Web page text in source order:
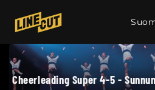
siirry
sisältöön
e
l
i
Cheerleading Super 4-5 -